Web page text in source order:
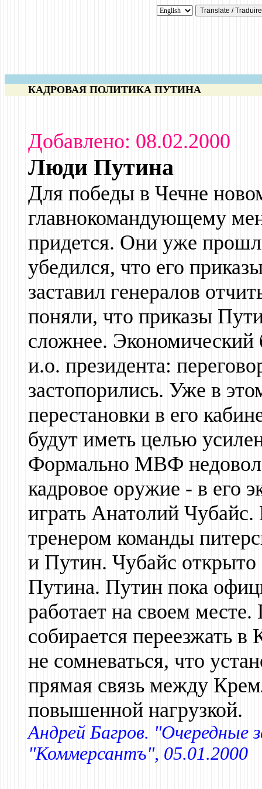
КАДРОВАЯ ПОЛИТИКА ПУТИНА
Добавлено: 08.02.2000
Люди Путина
Для победы в Чечне
главнокомандующему
придется. Они уже
убедился, что его
заставил генералов
поняли, что приказы
сложнее. Экономический
и.о. президента:
застопорились. Уже в
перестановки в его
будут иметь целью
Формально МВФ
кадровое оружие - в его
играть Анатолий
тренером команды
и Путин. Чубайс открыто
Путина. Путин пока
работает на своем
собирается переезжать
не сомневаться, что
прямая связь между
повышенной нагрузкой.
Андрей Багров. "Очередные
"Коммерсантъ", 05.01.2000